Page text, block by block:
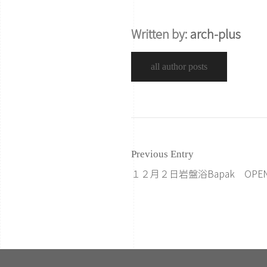
Written by:arch-plus
all author posts
Previous Entry
１２月２日岩盤浴Bapak